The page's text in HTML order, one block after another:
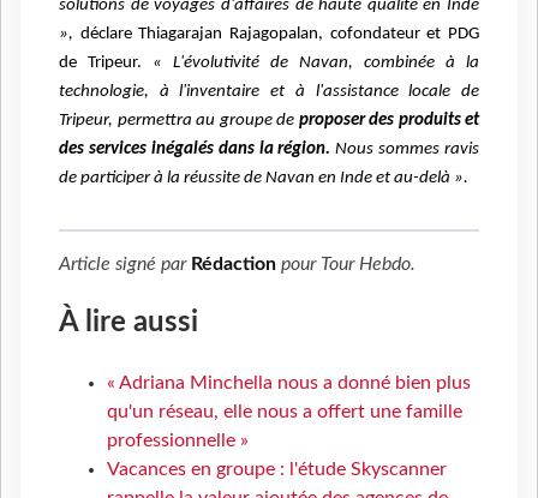
solutions de voyages d'affaires de haute qualité en Inde
», déclare Thiagarajan Rajagopalan, cofondateur et PDG
de Tripeur. « L'évolutivité de Navan, combinée à la
technologie, à l'inventaire et à l'assistance locale de
Tripeur, permettra au groupe de proposer des produits et
des services inégalés dans la région. Nous sommes ravis
de participer à la réussite de Navan en Inde et au-delà ».
Article signé par Rédaction pour Tour Hebdo.
À lire aussi
« Adriana Minchella nous a donné bien plus
qu'un réseau, elle nous a offert une famille
professionnelle »
Vacances en groupe : l'étude Skyscanner